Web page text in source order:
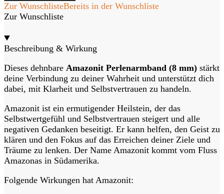
Zur WunschlisteBereits in der Wunschliste
Zur Wunschliste
Beschreibung & Wirkung
Dieses dehnbare Amazonit Perlenarmband (8 mm) stärkt
deine Verbindung zu deiner Wahrheit und unterstützt dich
dabei, mit Klarheit und Selbstvertrauen zu handeln.
Amazonit ist ein ermutigender Heilstein, der das
Selbstwertgefühl und Selbstvertrauen steigert und alle
negativen Gedanken beseitigt. Er kann helfen, den Geist zu
klären und den Fokus auf das Erreichen deiner Ziele und
Träume zu lenken. Der Name Amazonit kommt vom Fluss
Amazonas in Südamerika.
Folgende Wirkungen hat Amazonit: